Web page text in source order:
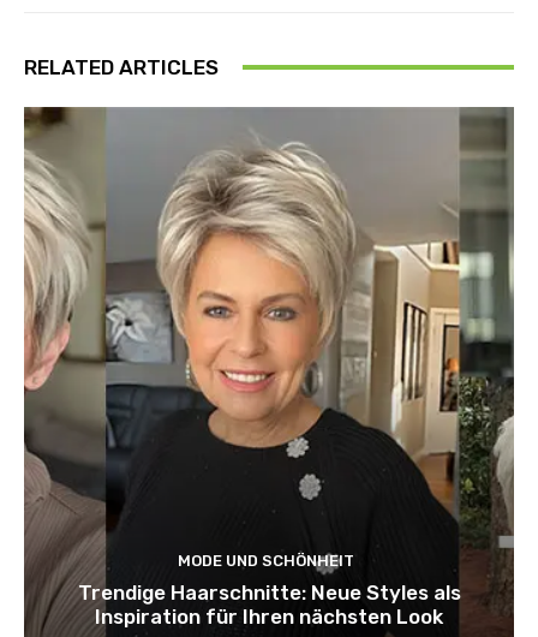
RELATED ARTICLES
MODE UND SCHÖNHEIT
Trendige Haarschnitte: Neue Styles als
Inspiration für Ihren nächsten Look